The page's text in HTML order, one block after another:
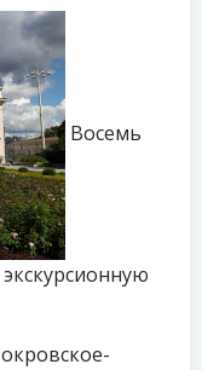
Восемь